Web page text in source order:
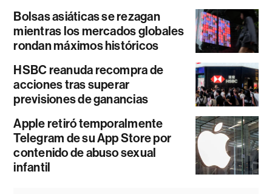
Bolsas asiáticas se rezagan
mientras los mercados globales
rondan máximos históricos
HSBC reanuda recompra de
acciones tras superar
previsiones de ganancias
Apple retiró temporalmente
Telegram de su App Store por
contenido de abuso sexual
infantil